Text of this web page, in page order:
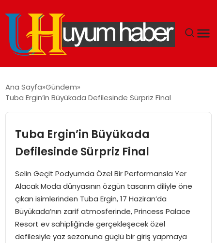
EKONOMI
SIYASET
DÜNYA
SPOR
TEKNOLOJI
SAĞLIK
Ana Sayfa Gündem
Tuba Ergin’in Büyükada Defilesinde Sürpriz Final
Tuba Ergin’in Büyükada
Defilesinde Sürpriz Final
Selin Geçit Podyumda Özel Bir Performansla Yer
Alacak Moda dünyasının özgün tasarım diliyle öne
çıkan isimlerinden Tuba Ergin, 17 Haziran’da
Büyükada’nın zarif atmosferinde, Princess Palace
Resort ev sahipliğinde gerçekleşecek özel
defilesiyle yaz sezonuna güçlü bir giriş yapmaya